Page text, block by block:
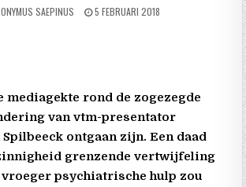
SAEPINUS 5 FEBRUARI 2018
mediagekte rond de zogezegde
van vtm-presentator
ontgaan zijn. Een daad
grenzende vertwijfeling
psychiatrische hulp zou